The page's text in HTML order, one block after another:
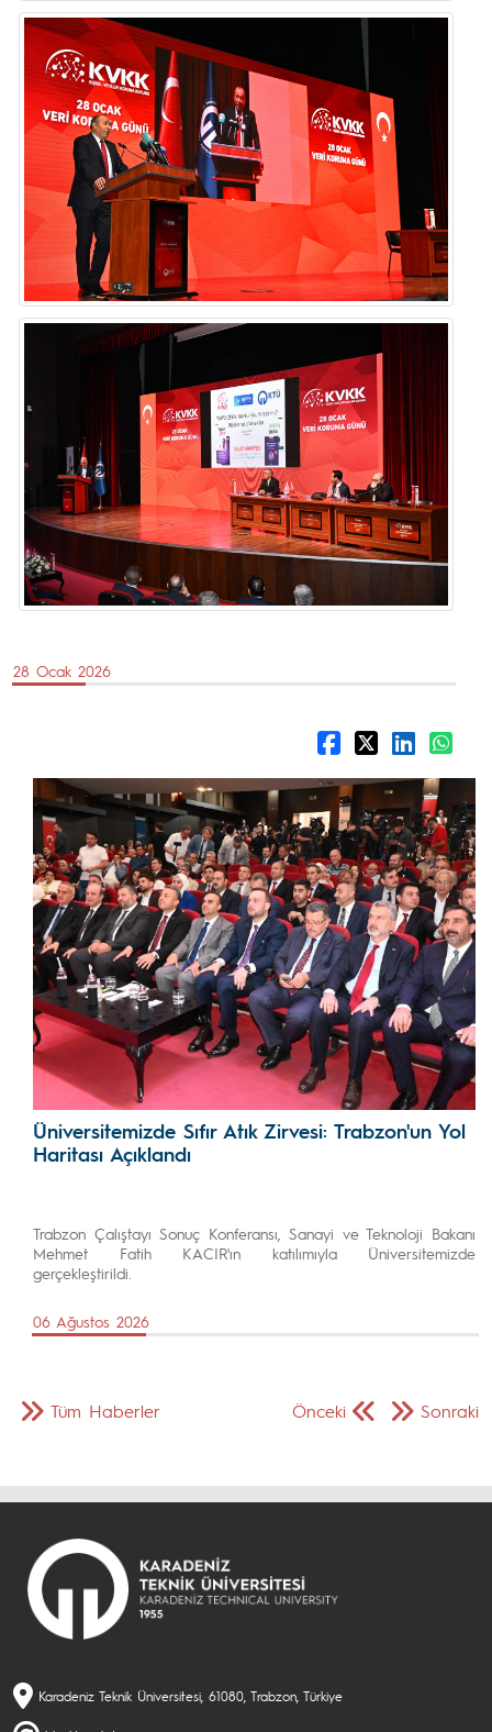
28 Ocak 2026
Üniversitemizde Sıfır Atık Zirvesi: Trabzon'un Yol
Haritası Açıklandı
Trabzon Çalıştayı Sonuç Konferansı, Sanayi ve Teknoloji Bakanı
Mehmet Fatih KACIR'ın katılımıyla Üniversitemizde
gerçekleştirildi.
06 Ağustos 2026
Önceki Sonraki
Tüm Haberler
Karadeniz Teknik Üniversitesi, 61080, Trabzon, Türkiye